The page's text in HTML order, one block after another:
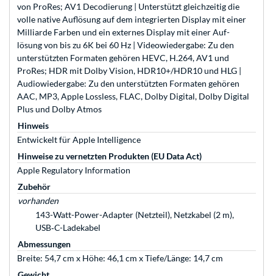
von ProRes; AV1 Decodierung | Unterstützt gleich­zeitig die
volle native Auf­lösung auf dem inte­grierten Dis­play mit einer
Milliarde Farben und ein externes Dis­play mit einer Auf­
lösung von bis zu 6K bei 60 Hz | Video­wiedergabe: Zu den
unter­stützten Formaten gehören HEVC, H.264, AV1 und
ProRes; HDR mit Dolby Vision, HDR10+/HDR10 und HLG |
Audio­wiedergabe: Zu den unter­stützten Formaten gehören
AAC, MP3, Apple Lossless, FLAC, Dolby Digital, Dolby Digital
Plus und Dolby Atmos
Hinweis
Entwickelt für Apple Intelligence
Hinweise zu vernetzten Produkten (EU Data Act)
Apple Regulatory Information
Zubehör
vorhanden
143-Watt-Power-Adapter (Netzteil), Netzkabel (2 m),
USB‑C-Ladekabel
Abmessungen
Breite: 54,7 cm x Höhe: 46,1 cm x Tiefe/Länge: 14,7 cm